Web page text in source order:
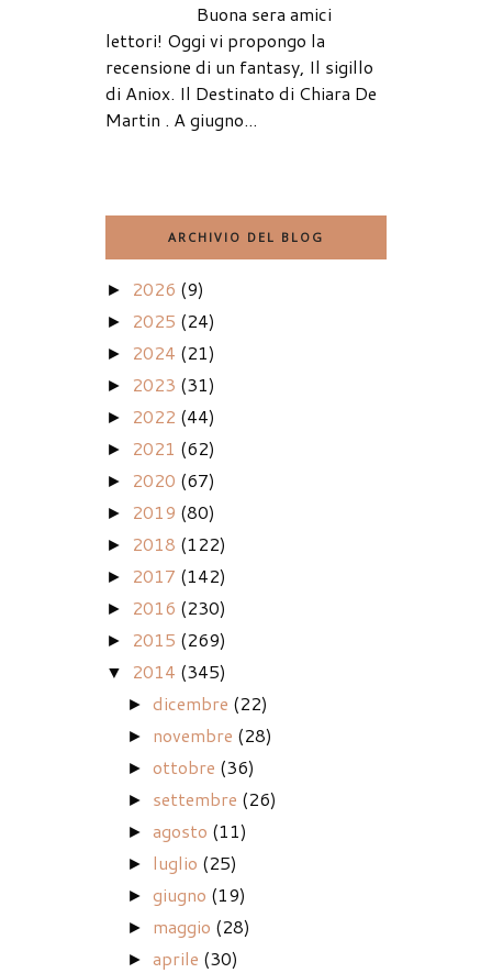
Buona sera amici
lettori! Oggi vi propongo la
recensione di un fantasy, Il sigillo
di Aniox. Il Destinato di Chiara De
Martin . A giugno...
ARCHIVIO DEL BLOG
► 2026 (9)
► 2025 (24)
► 2024 (21)
► 2023 (31)
► 2022 (44)
► 2021 (62)
► 2020 (67)
► 2019 (80)
► 2018 (122)
► 2017 (142)
► 2016 (230)
► 2015 (269)
▼ 2014 (345)
►dicembre (22)
► novembre (28)
►ottobre (36)
► settembre (26)
►agosto (11)
► luglio (25)
►giugno (19)
► maggio (28)
►aprile (30)